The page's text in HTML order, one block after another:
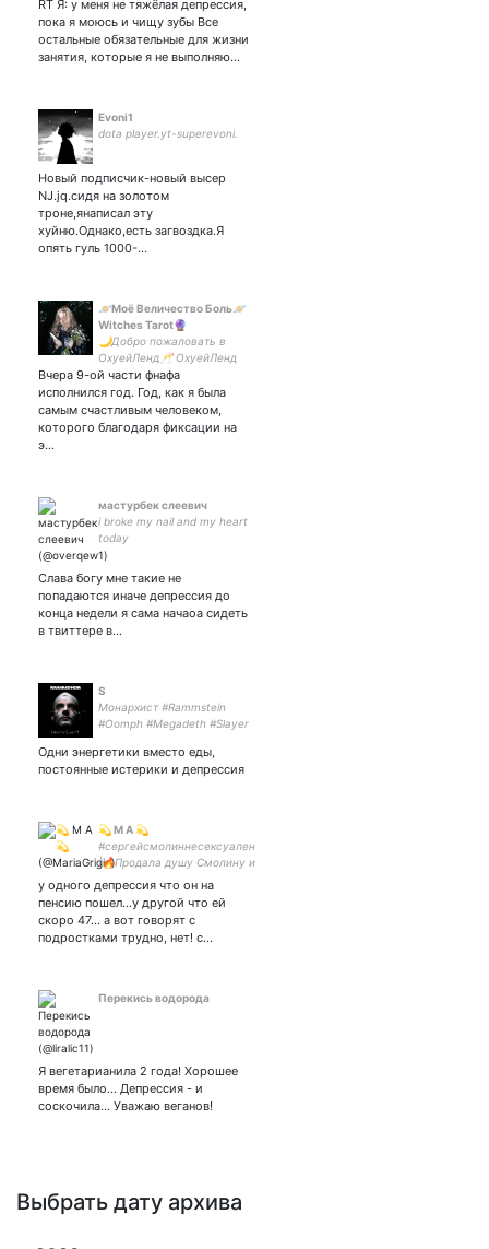
RT Я: у меня не тяжёлая депрессия,
пока я моюсь и чищу зубы Все
остальные обязательные для жизни
занятия, которые я не выполняю…
Evoni1
dota player.yt-superevoni.
Новый подписчик-новый высер
NJ.jq.сидя на золотом
троне,янаписал эту
хуйню.Однако,есть загвоздка.Я
опять гуль 1000-…
🪐Моё Величество Боль🪐
Witches Tarot🔮
🌙Добро пожаловать в
ОхуейЛенд🥂 ОхуейЛенд
против войны💙💛
Вчера 9-ой части фнафа
исполнился год. Год, как я была
самым счастливым человеком,
которого благодаря фиксации на
э…
мастурбек слеевич
i broke my nail and my heart
today
Слава богу мне такие не
попадаются иначе депрессия до
конца недели я сама начаоа сидеть
в твиттере в…
S
Монархист #Rammstein
#Oomph #Megadeth #Slayer
#DowntonAbbey #Scrubs
#TheOffice #WBTBWB
Одни энергетики вместо еды,
постоянные истерики и депрессия
💫 M A 💫
#сергейсмолиннесексуален
|🔥Продала душу Смолину и
у одного депрессия что он на
пенсию пошел...у другой что ей
скоро 47... а вот говорят с
подростками трудно, нет! с…
Перекись водорода
Я вегетарианила 2 года! Хорошее
время было... Депрессия - и
соскочила... Уважаю веганов!
Выбрать дату архива